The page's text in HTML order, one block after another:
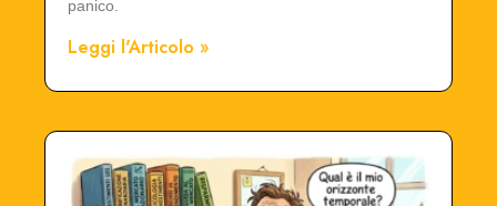
panico.
Leggi l'Articolo »